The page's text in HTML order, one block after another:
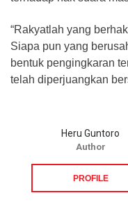
​“Rakyatlah yang
Siapa pun yang
bentuk pengingkaran
telah diperjuangkan
Heru Guntoro
Author
PROFILE